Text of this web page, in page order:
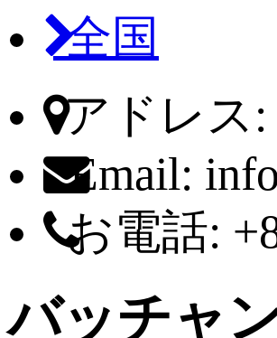
全国
アドレス:
Email:
お電話:
バッチャ